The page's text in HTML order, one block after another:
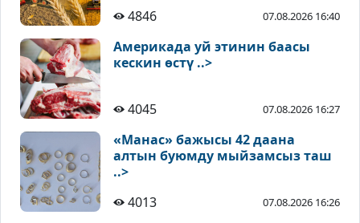
4846 07.08.2026 16:40
Америкада уй этинин баасы
кескин өстү ..>
4045 07.08.2026 16:27
«Манас» бажысы 42 даана
алтын буюмду мыйзамсыз таш
..>
4013
07.08.2026 16:26